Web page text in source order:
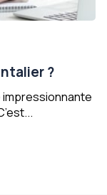
?
impressionnante